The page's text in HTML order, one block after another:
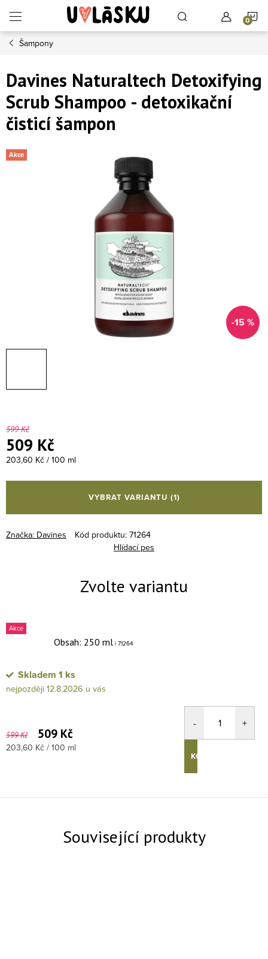
Šampony
Davines Naturaltech Detoxifying
Scrub Shampoo - detoxikační
čisticí šampon
Akce
-15 %
599 Kč
509 Kč
Měrná cena:
203,60 Kč / 100 ml
VYBRAT VARIANTU (1)
Značka: Davines Kód produktu: 71264
Hlídací pes
Akce
Obsah: 250 ml | 71264
Skladem 1 ks
12.8.2026
599 Kč 509 Kč
Měrná cena:
203,60 Kč / 100 ml
KOUPIT
Související produkty